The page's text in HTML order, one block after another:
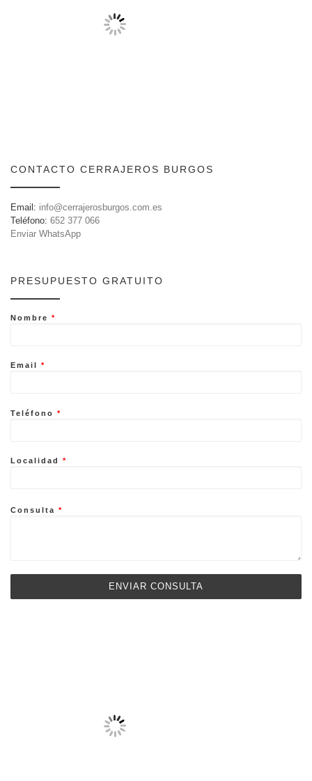
CONTACTO CERRAJEROS BURGOS
Email: info@cerrajerosburgos.com.es
Teléfono: 652 377 066
Enviar WhatsApp
PRESUPUESTO GRATUITO
Nombre *
Email *
Teléfono *
Localidad *
Consulta *